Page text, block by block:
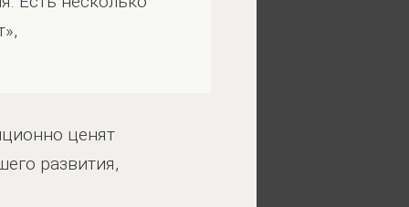
ценят
развития,